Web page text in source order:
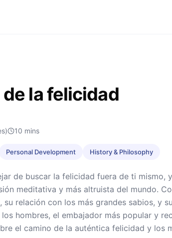
la felicidad
10 mins
Personal Development History & Philosophy
de buscar la felicidad fuera de ti mismo,
meditativa y más altruista del mundo.
su relación con los más grandes sabios, y
hombres, el embajador más popular y
el camino de la auténtica felicidad y los